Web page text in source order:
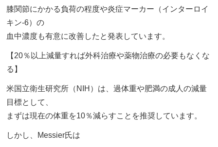
膝関節にかかる負荷の程度や炎症マーカー（インターロイ
キン-6）の
血中濃度も有意に改善したと発表しています。
【20％以上減量すれば外科治療や薬物治療の必要もなくな
る】
米国立衛生研究所（NIH）は、過体重や肥満の成人の減量
目標として、
まずは現在の体重を10％減らすことを推奨しています。
しかし、Messier氏は